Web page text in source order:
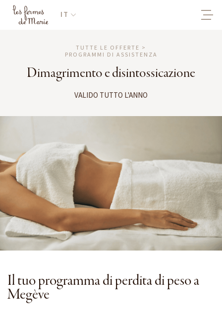
IT
TUTTE LE OFFERTE >
PROGRAMMI DI ASSISTENZA
Dimagrimento e disintossicazione
VALIDO TUTTO L'ANNO
Il tuo programma di perdita di peso a
Megève